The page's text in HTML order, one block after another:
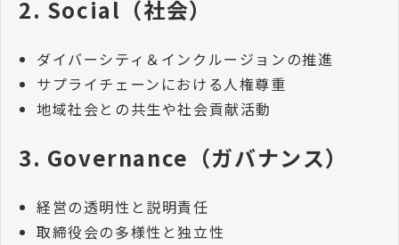
2. Social（社会）
ダイバーシティ＆インクルージョンの推進
サプライチェーンにおける人権尊重
地域社会との共生や社会貢献活動
3. Governance（ガバナンス）
経営の透明性と説明責任
取締役会の多様性と独立性